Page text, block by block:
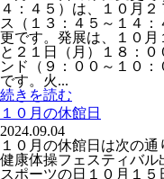
４：４５）は、１０月
ス（１３：４５～１４
更です。発展は、１０月
と２１日（月）１８：
ンド（９：００～１０
です。火...
続きを読む
１０月の休館日
2024.09.04
１０月の休館日は次の
健康体操フェスティバル
スポーツの日１０月１